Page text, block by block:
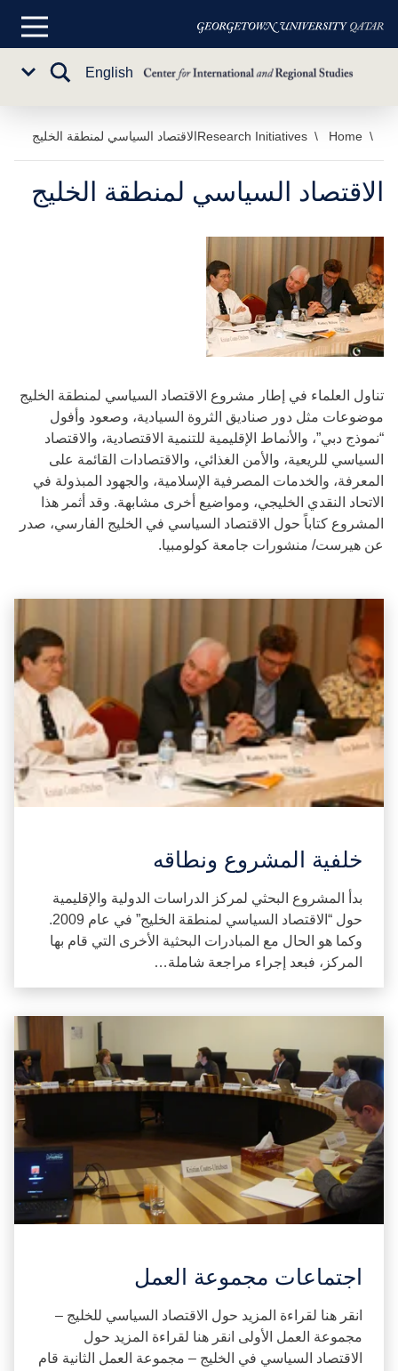
تخطي
إلى
المحتوى
الرئيسي
القائمة
English
تبديل
Home
Research Initiativesالاقتصاد السياسي لمنطقة الخليج
الاقتصاد السياسي لمنطقة الخليج
تناول العلماء في إطار مشروع الاقتصاد السياسي لمنطقة الخليج
موضوعات مثل دور صناديق الثروة السيادية، وصعود وأفول
“نموذج دبي”، والأنماط الإقليمية للتنمية الاقتصادية، والاقتصاد
السياسي للريعية، والأمن الغذائي، والاقتصادات القائمة على
المعرفة، والخدمات المصرفية الإسلامية، والجهود المبذولة في
الاتحاد النقدي الخليجي، ومواضيع أخرى مشابهة. وقد أثمر هذا
المشروع كتاباً حول الاقتصاد السياسي في الخليج الفارسي، صدر
عن هيرست/ منشورات جامعة كولومبيا.
خلفية المشروع ونطاقه
بدأ المشروع البحثي لمركز الدراسات الدولية والإقليمية
حول “الاقتصاد السياسي لمنطقة الخليج” في عام 2009.
وكما هو الحال مع المبادرات البحثية الأخرى التي قام بها
المركز، فبعد إجراء مراجعة شاملة…
اجتماعات مجموعة العمل
انقر هنا لقراءة المزيد حول الاقتصاد السياسي للخليج –
مجموعة العمل الأولى انقر هنا لقراءة المزيد حول
الاقتصاد السياسي في الخليج – مجموعة العمل الثانية قام